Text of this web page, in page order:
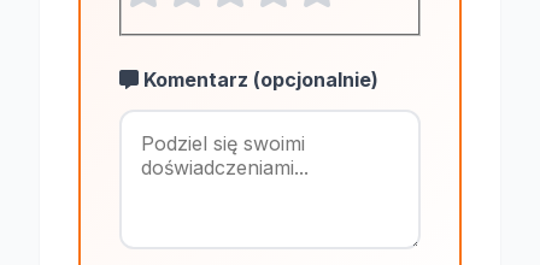
Komentarz (opcjonalnie)
Maksymalnie